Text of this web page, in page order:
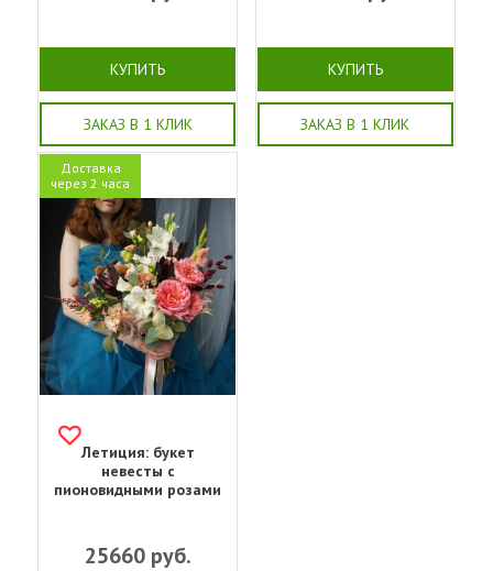
КУПИТЬ
ЗАКАЗ В 1 КЛИК
КУПИТЬ
ЗАКАЗ В 1 КЛИК
Доставка
через 2 часа
Летиция: букет
невесты с
пионовидными розами
25660руб.